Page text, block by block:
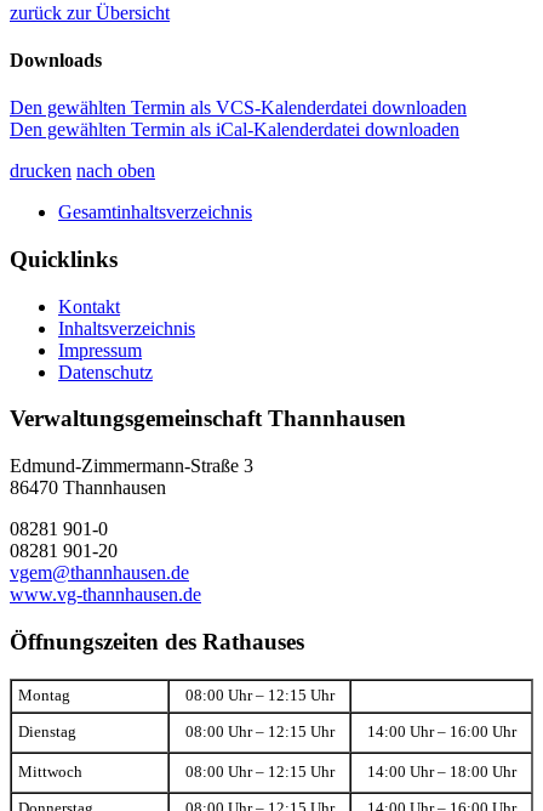
zurück zur Übersicht
Downloads
Den gewählten Termin als VCS-Kalenderdatei downloaden
Den gewählten Termin als iCal-Kalenderdatei downloaden
drucken nach oben
Gesamtinhaltsverzeichnis
Quicklinks
Kontakt
Inhaltsverzeichnis
Impressum
Datenschutz
Verwaltungsgemeinschaft Thannhausen
Edmund-Zimmermann-Straße 3
86470 Thannhausen
08281 901-0
08281 901-20
vgem@thannhausen.de
www.vg-thannhausen.de
Öffnungszeiten des Rathauses
Montag 08:00 Uhr – 12:15 Uhr
Dienstag 08:00 Uhr – 12:15 Uhr 14:00 Uhr – 16:00 Uhr
Mittwoch 08:00 Uhr – 12:15 Uhr 14:00 Uhr – 18:00 Uhr